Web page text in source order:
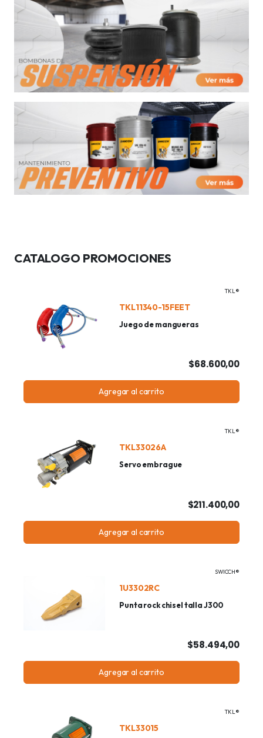
CATALOGO PROMOCIONES
TKL®
TKL11340-15FEET
Juego de mangueras
$68.600,00
Agregar al carrito
TKL®
TKL33026A
Servo embrague
$211.400,00
Agregar al carrito
SWICCH®
1U3302RC
Punta rock chisel talla J300
$58.494,00
Agregar al carrito
TKL®
TKL33015